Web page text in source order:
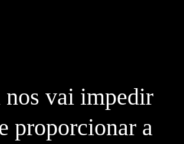
nos vai impedir
proporcionar a